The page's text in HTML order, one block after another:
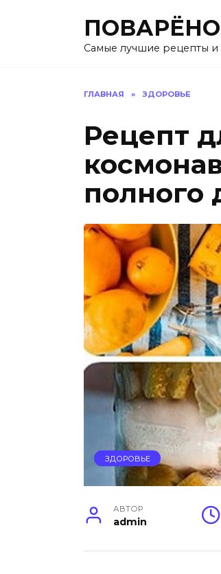
Самые лучшие рецепты и
ГЛАВНАЯ » ЗДОРОВЬЕ
Рецепт
полного
ЗДОРОВЬЕ
АВТОР
admin